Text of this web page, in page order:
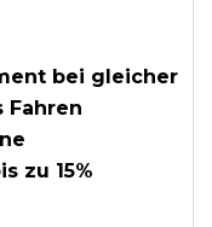
bei gleicher
Fahren
zu 15%